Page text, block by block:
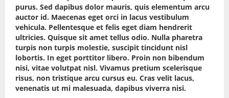
purus. Sed dapibus dolor mauris, quis elementum arcu
auctor id. Maecenas eget orci in lacus vestibulum
vehicula. Pellentesque et felis eget diam hendrerit
ultricies. Quisque sit amet tellus odio. Nulla pharetra
turpis non turpis molestie, suscipit tincidunt nisl
lobortis. In eget porttitor libero. Proin non bibendum
nisi, vitae volutpat nisl. Vivamus pretium scelerisque
risus, non tristique arcu cursus eu. Cras velit lacus,
venenatis ut mi malesuada, dapibus viverra nisi.